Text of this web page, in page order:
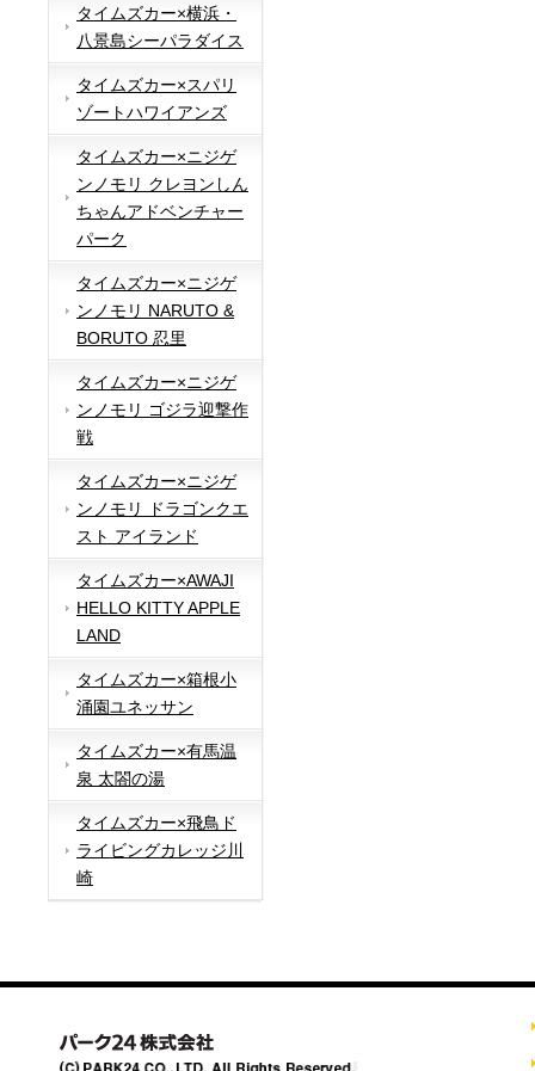
タイムズカー×横浜・
八景島シーパラダイス
タイムズカー×スパリ
ゾートハワイアンズ
タイムズカー×ニジゲ
ンノモリ クレヨンしん
ちゃんアドベンチャー
パーク
タイムズカー×ニジゲ
ンノモリ NARUTO &
BORUTO 忍里
タイムズカー×ニジゲ
ンノモリ ゴジラ迎撃作
戦
タイムズカー×ニジゲ
ンノモリ ドラゴンクエ
スト アイランド
タイムズカー×AWAJI
HELLO KITTY APPLE
LAND
タイムズカー×箱根小
涌園ユネッサン
タイムズカー×有馬温
泉 太閤の湯
タイムズカー×飛鳥ド
ライビングカレッジ川
崎